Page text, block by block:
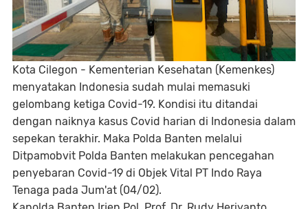
Kota Cilegon - Kementerian Kesehatan (Kemenkes)
menyatakan Indonesia sudah mulai memasuki
gelombang ketiga Covid-19. Kondisi itu ditandai
dengan naiknya kasus Covid harian di Indonesia dalam
sepekan terakhir. Maka Polda Banten melalui
Ditpamobvit Polda Banten melakukan pencegahan
penyebaran Covid-19 di Objek Vital PT Indo Raya
Tenaga pada Jum'at (04/02).